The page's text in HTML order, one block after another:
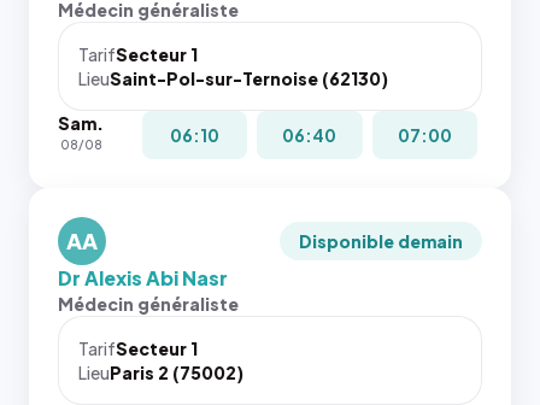
dans ce
cas. #}
navigateur
pas la
place, et
les trois
dernières
images de
l'annuaire
dans ce
cas. #}
Médecin généraliste
TarifSecteur 1
LieuSaint-Pol-sur-Ternoise (62130)
Sam.
08/08 06:10 06:40 07:00
AA Disponible demain
Dr Alexis Abi Nasr
Médecin généraliste
TarifSecteur 1
LieuParis 2 (75002)